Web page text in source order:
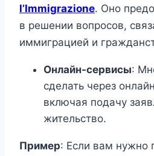
l’Immigrazione. Оно
в решении вопросов,
иммиграцией и
Онлайн-сервисы:
сделать через
включая подачу
жительство.
Пример: Если вам нужно